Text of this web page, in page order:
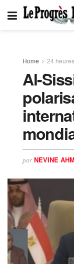
Home 24
Al-
par NEVINE